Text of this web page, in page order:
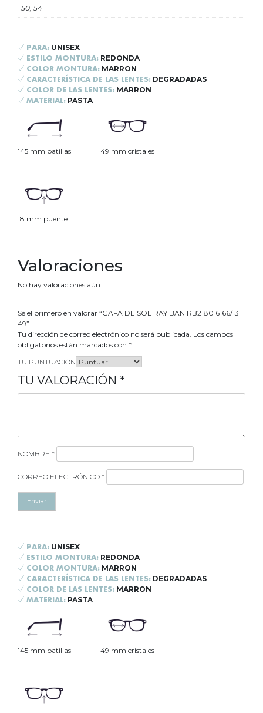
50, 54
PARA: UNISEX
ESTILO MONTURA: REDONDA
COLOR MONTURA: MARRON
CARACTERÍSTICA DE LAS LENTES: DEGRADADAS
COLOR DE LAS LENTES: MARRON
MATERIAL: PASTA
145 mm patillas 49 mm cristales
18 mm puente
Valoraciones
No hay valoraciones aún.
Sé el primero en valorar “GAFA DE SOL RAY BAN RB2180 6166/13
49”
Tu dirección de correo electrónico no será publicada. Los campos
obligatorios están marcados con *
TU PUNTUACIÓN
TU VALORACIÓN *
NOMBRE *
CORREO ELECTRÓNICO *
PARA: UNISEX
ESTILO MONTURA: REDONDA
COLOR MONTURA: MARRON
CARACTERÍSTICA DE LAS LENTES: DEGRADADAS
COLOR DE LAS LENTES: MARRON
MATERIAL: PASTA
145 mm patillas 49 mm cristales